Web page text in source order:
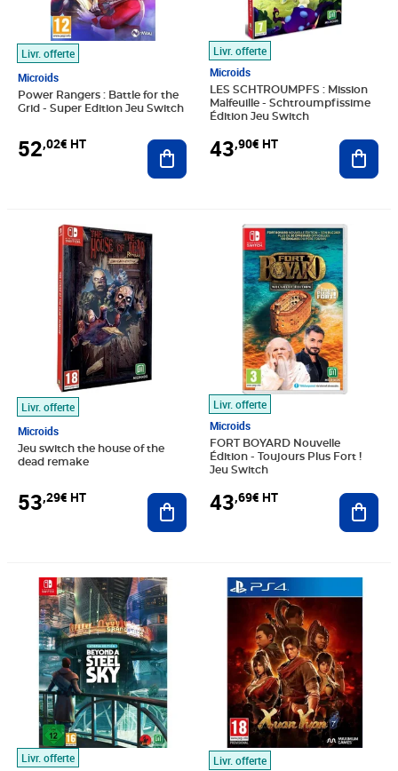
Livr. offerte
Microids
Power Rangers : Battle for the
Grid - Super Edition Jeu Switch
52,02€ HT Ajouter au panier
Livr. offerte
Microids
LES SCHTROUMPFS : Mission
Malfeuille - Schtroumpfissime
Édition Jeu Switch
43,90€ HT
Livr. offerte
Microids
Jeu switch the house of the
dead remake
53,29€ HT
Prix 53,29€ HT
Ajouter au panier
Livr. offerte
Microids
FORT BOYARD Nouvelle
Édition - Toujours Plus Fort !
Jeu Switch
43,69€ HT
Prix 43,69€ HT
Livr. offerte
Prix barré 112,50€ HT
Prix 102,63€ HT
Livr. offerte
Prix 54,17€ HT